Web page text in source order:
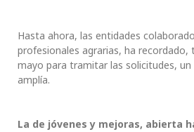
Hasta ahora, las entidades
profesionales agrarias, ha recordado,
mayo para tramitar las solicitudes, un
amplía.
La de jóvenes y mejoras, abierta